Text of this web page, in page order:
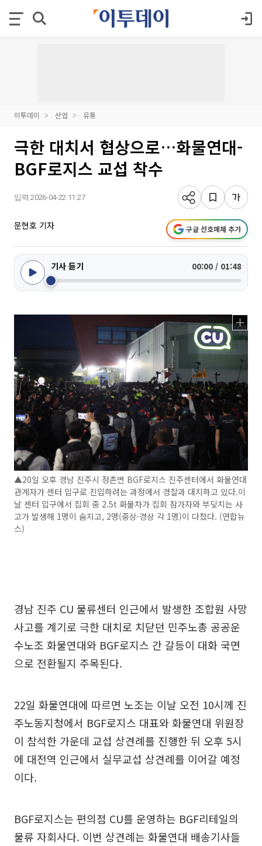
이투데이 산업 유통
극한 대치서 협상으로…화물연대-
BGF로지스 교섭 착수
입력 2026-04-22 11:27
문현호 기자 구글 선호매체 추가
기사 듣기 00:00 / 01:48
▲20일 오후 경남 진주시 정촌면 BGF로지스 진주센터에서 화물연대
관계자가 센터 입구로 진입하려는 과정에서 경찰과 대치하고 있다.이
날 센터 입구에서 집회 중 2.5t 화물차가 집회 참가자와 부딪치는 사
고가 발생해 1명이 숨지고, 2명(중상·경상 각 1명)이 다쳤다. (연합뉴
스)
경남 진주 CU 물류센터 인근에서 발생한 조합원 사망
사고를 계기로 극한 대치로 치닫던 민주노총 공공운
수노조 화물연대와 BGF로지스 간 갈등이 대화 국면
으로 전환될지 주목된다.
22일 화물연대에 따르면 노조는 이날 오전 10시께 진
주노동지청에서 BGF로지스 대표와 화물연대 위원장
이 참석한 가운데 교섭 상견례를 진행한 뒤 오후 5시
에 대전역 인근에서 실무교섭 상견례를 이어갈 예정
이다.
BGF로지스는 편의점 CU를 운영하는 BGF리테일의
물류 자회사다. 이번 상견례는 화물연대 배송기사들